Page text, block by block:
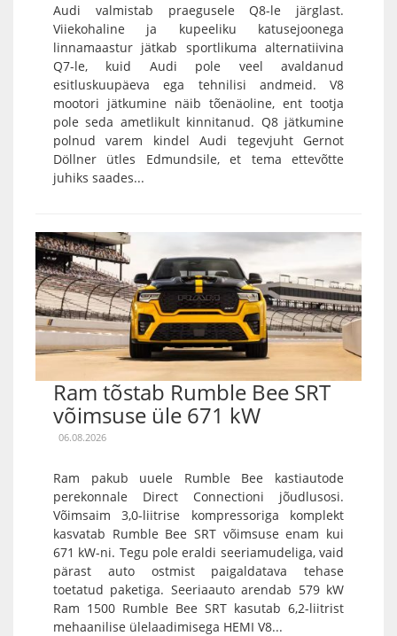
Audi valmistab praegusele Q8-le järglast.
Viiekohaline ja kupeeliku katusejoonega
linnamaastur jätkab sportlikuma alternatiivina
Q7-le, kuid Audi pole veel avaldanud
esitluskuupäeva ega tehnilisi andmeid. V8
mootori jätkumine näib tõenäoline, ent tootja
pole seda ametlikult kinnitanud. Q8 jätkumine
polnud varem kindel Audi tegevjuht Gernot
Döllner ütles Edmundsile, et tema ettevõtte
juhiks saades...
Ram tõstab Rumble Bee SRT
võimsuse üle 671 kW
06.08.2026
Ram pakub uuele Rumble Bee kastiautode
perekonnale Direct Connectioni jõudlusosi.
Võimsaim 3,0-liitrise kompressoriga komplekt
kasvatab Rumble Bee SRT võimsuse enam kui
671 kW-ni. Tegu pole eraldi seeriamudeliga, vaid
pärast auto ostmist paigaldatava tehase
toetatud paketiga. Seeriaauto arendab 579 kW
Ram 1500 Rumble Bee SRT kasutab 6,2-liitrist
mehaanilise ülelaadimisega HEMI V8...